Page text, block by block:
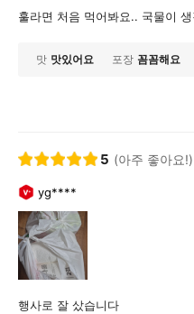
훌라면 처음 먹어봐요.. 국물이
맛 맛있어요 포장 꼼꼼해요
5 (아주 좋아요!)
yg****
행사로 잘 샀습니다